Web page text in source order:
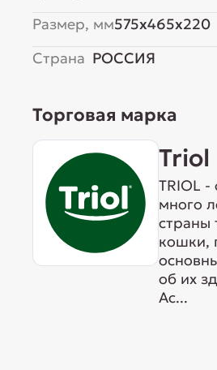
Размер, мм575x465x220
Страна РОССИЯ
Торговая марка
Triol
TRIOL
много
страны
кошки,
об их
Ас...